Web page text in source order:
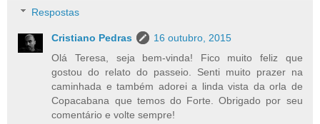
Respostas
Cristiano Pedras
16 outubro, 2015
Olá Teresa, seja bem-vinda! Fico muito feliz que
gostou do relato do passeio. Senti muito prazer na
caminhada e também adorei a linda vista da orla de
Copacabana que temos do Forte. Obrigado por seu
comentário e volte sempre!